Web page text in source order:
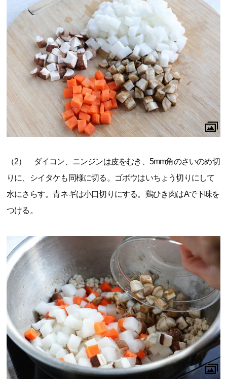
（2） ダイコン、ニンジンは皮をむき、5mm角のさいのめ切
りに、シイタケも同様に切る。ゴボウはいちょう切りにして
水にさらす。青ネギは小口切りにする。鶏ひき肉はAで下味を
つける。